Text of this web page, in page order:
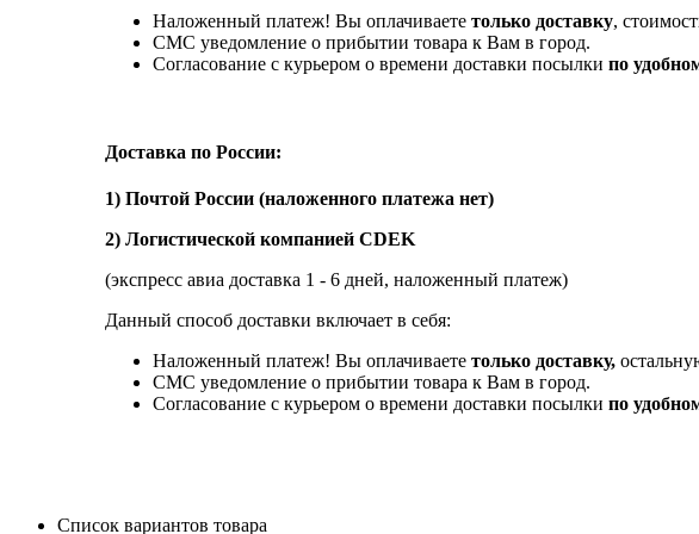
Наложенный платеж! Вы оплачиваете только доставку,
СМС уведомление о прибытии товара к Вам в город.
Согласование с курьером о времени доставки посылки по
Доставка по России:
1) Почтой России (наложенного платежа нет)
2) Логистической компанией CDEK
(экспресс авиа доставка 1 - 6 дней, наложенный платеж)
Данный способ доставки включает в себя:
Наложенный платеж! Вы оплачиваете только доставку,
СМС уведомление о прибытии товара к Вам в город.
Согласование с курьером о времени доставки посылки по
Список вариантов товара